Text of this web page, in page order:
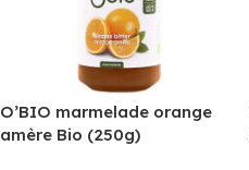
O’BIO marmelade orange
amère Bio (250g)